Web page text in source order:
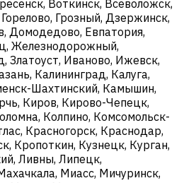
Воткинск, Всеволожск,
Грозный, Дзержинск,
Домодедово, Евпатория,
Железнодорожный,
Златоуст, Иваново, Ижевск,
Калининград, Калуга,
Шахтинский, Камышин,
Киров, Кирово-Чепецк,
Колпино, Комсомольск-
Красногорск, Краснодар,
Кропоткин, Кузнецк, Курган,
Ливны, Липецк,
Миасс, Мичуринск,